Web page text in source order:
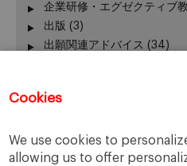
Cookies
We use cookies to
allowing us to offer
企業研修・エグゼクティブ
出版 (3)
出願関連アドバイス (34)
卒業生向けイベント
在校生の活躍(42)
報道発表、レポート (24)